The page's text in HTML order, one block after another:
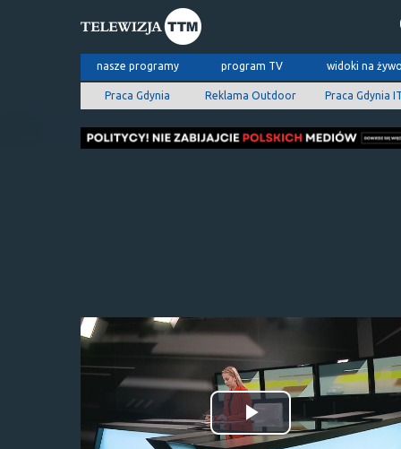
nasze programy program TV widoki na
Praca Gdynia Reklama Outdoor Praca Gdynia
Odtwórz